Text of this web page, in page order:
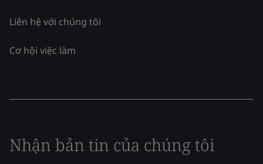
Liên hệ với chúng tôi
Cơ hội việc làm
Nhận bản tin của chúng tôi